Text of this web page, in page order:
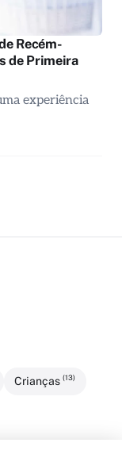
Recém-
de Primeira
experiência
Crianças(13)